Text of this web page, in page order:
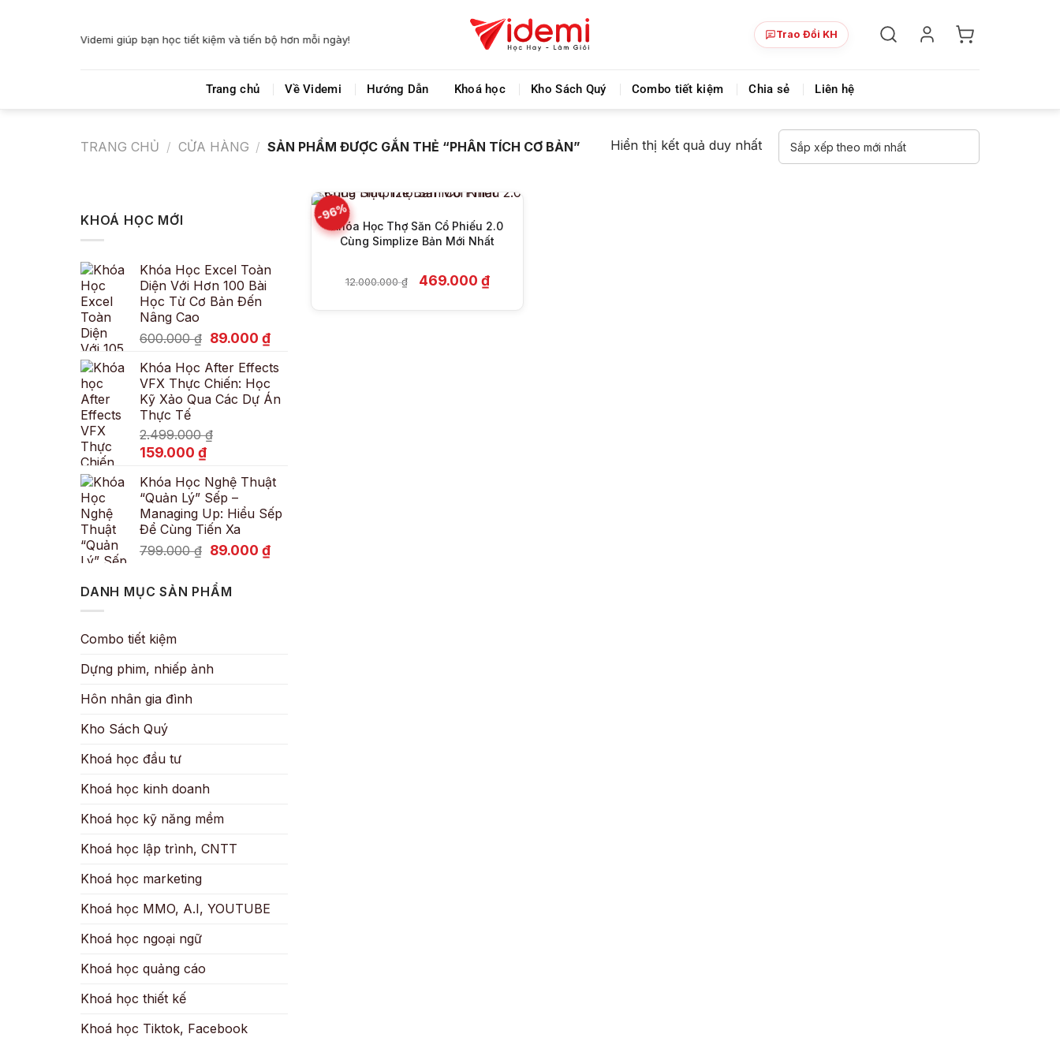
Videmi giúp bạn học tiết kiệm và tiến bộ hơn mỗi ngày! Chia sẻ khoá học giá rẻ cho những ai hạn hẹp về tài chính Videmi là nơi chia sẻ khóa học đa lĩnh vực & siêu
Trao Đổi KH
Trang chủ Về Videmi Hướng Dẫn Khoá học Kho Sách Quý Combo tiết kiệm Chia sẻ Liên hệ
TRANG CHỦ / CỬA HÀNG / SẢN PHẨM ĐƯỢC GẮN THẺ “PHÂN TÍCH CƠ BẢN” Hiển thị kết quả duy nhất
KHOÁ HỌC MỚI
Khóa Học Excel Toàn
Diện Với Hơn 100 Bài
Học Từ Cơ Bản Đến
Nâng Cao
600.000₫ Giá
là:
600.000 ₫.
89.000 ₫Giá
tại
là:
89.000 ₫.
Khóa Học After Effects
VFX Thực Chiến: Học
Kỹ Xảo Qua Các Dự Án
Thực Tế
2.499.000₫
Giá
là:
2.499.000 ₫.
159.000 ₫Giá
tại
là:
159.000 ₫.
Khóa Học Nghệ Thuật
“Quản Lý” Sếp –
Managing Up: Hiểu Sếp
Để Cùng Tiến Xa
799.000₫ Giá
là:
799.000 ₫.
89.000 ₫Giá
DANH MỤC SẢN PHẨM
Combo tiết kiệm
Dựng phim, nhiếp ảnh
Hôn nhân gia đình
Kho Sách Quý
Khoá học đầu tư
Khoá học kinh doanh
Khoá học kỹ năng mềm
Khoá học lập trình, CNTT
Khoá học marketing
Khoá học MMO, A.I, YOUTUBE
Khoá học ngoại ngữ
Khoá học quảng cáo
Khoá học thiết kế
Khoá học Tiktok, Facebook
-96%
Khóa Học Thợ Săn Cổ Phiếu 2.0
Cùng Simplize Bản Mới Nhất
12.000.000₫ Giá
469.000 ₫Giá
hiện